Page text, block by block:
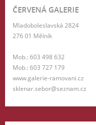
ČERVENÁ GALERIE
Mladoboleslavská 2824
276 01 Mělník
Mob.: 603 498 632
Mob.: 603 727 179
www.galerie-ramovani.cz
sklenar.sebor@seznam.cz